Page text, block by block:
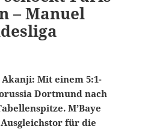
– Manuel
Mit einem 5:1-
Dortmund nach
M’Baye
für die